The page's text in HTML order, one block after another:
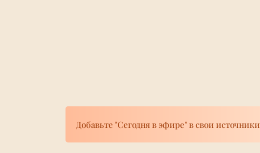
Петербурга: бегуны
стартовали у Эрмитажа
Добавьте "Сегодня в эфире" в свои источники